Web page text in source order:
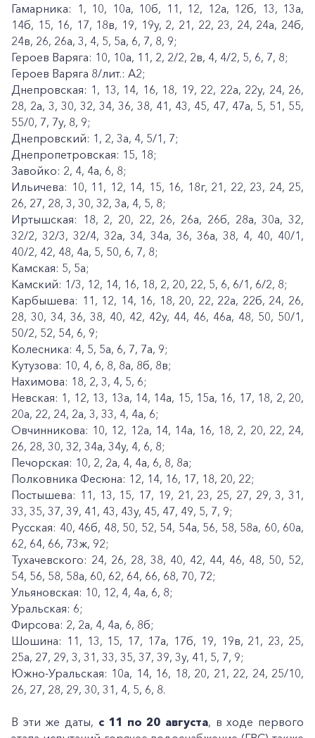
Гамарника: 1, 10, 10а, 10б, 11, 12, 12а, 12б, 13, 13а,
14б, 15, 16, 17, 18в, 19, 19у, 2, 21, 22, 23, 24, 24а, 24б,
24в, 26, 26а, 3, 4, 5, 5а, 6, 7, 8, 9;
Героев Варяга: 10, 10а, 11, 2, 2/2, 2в, 4, 4/2, 5, 6, 7, 8;
Героев Варяга 8/лит.: А2;
Днепровская: 1, 13, 14, 16, 18, 19, 22, 22а, 22у, 24, 26,
28, 2а, 3, 30, 32, 34, 36, 38, 41, 43, 45, 47, 47а, 5, 51, 55,
55/0, 7, 7у, 8, 9;
Днепровский: 1, 2, 3а, 4, 5/1, 7;
Днепропетровская: 15, 18;
Завойко: 2, 4, 4а, 6, 8;
Ильичева: 10, 11, 12, 14, 15, 16, 18г, 21, 22, 23, 24, 25,
26, 27, 28, 3, 30, 32, 3а, 4, 5, 8;
Иртышская: 18, 2, 20, 22, 26, 26а, 26б, 28а, 30а, 32,
32/2, 32/3, 32/4, 32а, 34, 34а, 36, 36а, 38, 4, 40, 40/1,
40/2, 42, 48, 4а, 5, 50, 6, 7, 8;
Камская: 5, 5а;
Камский: 1/3, 12, 14, 16, 18, 2, 20, 22, 5, 6, 6/1, 6/2, 8;
Карбышева: 11, 12, 14, 16, 18, 20, 22, 22а, 22б, 24, 26,
28, 30, 34, 36, 38, 40, 42, 42у, 44, 46, 46а, 48, 50, 50/1,
50/2, 52, 54, 6, 9;
Колесника: 4, 5, 5а, 6, 7, 7а, 9;
Кутузова: 10, 4, 6, 8, 8а, 8б, 8в;
Нахимова: 18, 2, 3, 4, 5, 6;
Невская: 1, 12, 13, 13а, 14, 14а, 15, 15а, 16, 17, 18, 2, 20,
20а, 22, 24, 2а, 3, 33, 4, 4а, 6;
Овчинникова: 10, 12, 12а, 14, 14а, 16, 18, 2, 20, 22, 24,
26, 28, 30, 32, 34а, 34у, 4, 6, 8;
Печорская: 10, 2, 2а, 4, 4а, 6, 8, 8а;
Полковника Фесюна: 12, 14, 16, 17, 18, 20, 22;
Постышева: 11, 13, 15, 17, 19, 21, 23, 25, 27, 29, 3, 31,
33, 35, 37, 39, 41, 43, 43у, 45, 47, 49, 5, 7, 9;
Русская: 40, 46б, 48, 50, 52, 54, 54а, 56, 58, 58а, 60, 60а,
62, 64, 66, 73ж, 92;
Тухачевского: 24, 26, 28, 38, 40, 42, 44, 46, 48, 50, 52,
54, 56, 58, 58а, 60, 62, 64, 66, 68, 70, 72;
Ульяновская: 10, 12, 4, 4а, 6, 8;
Уральская: 6;
Фирсова: 2, 2а, 4, 4а, 6, 8б;
Шошина: 11, 13, 15, 17, 17а, 17б, 19, 19в, 21, 23, 25,
25а, 27, 29, 3, 31, 33, 35, 37, 39, 3у, 41, 5, 7, 9;
Южно-Уральская: 10а, 14, 16, 18, 20, 21, 22, 24, 25/10,
26, 27, 28, 29, 30, 31, 4, 5, 6, 8.
В эти же даты, с 11 по 20 августа, в ходе первого